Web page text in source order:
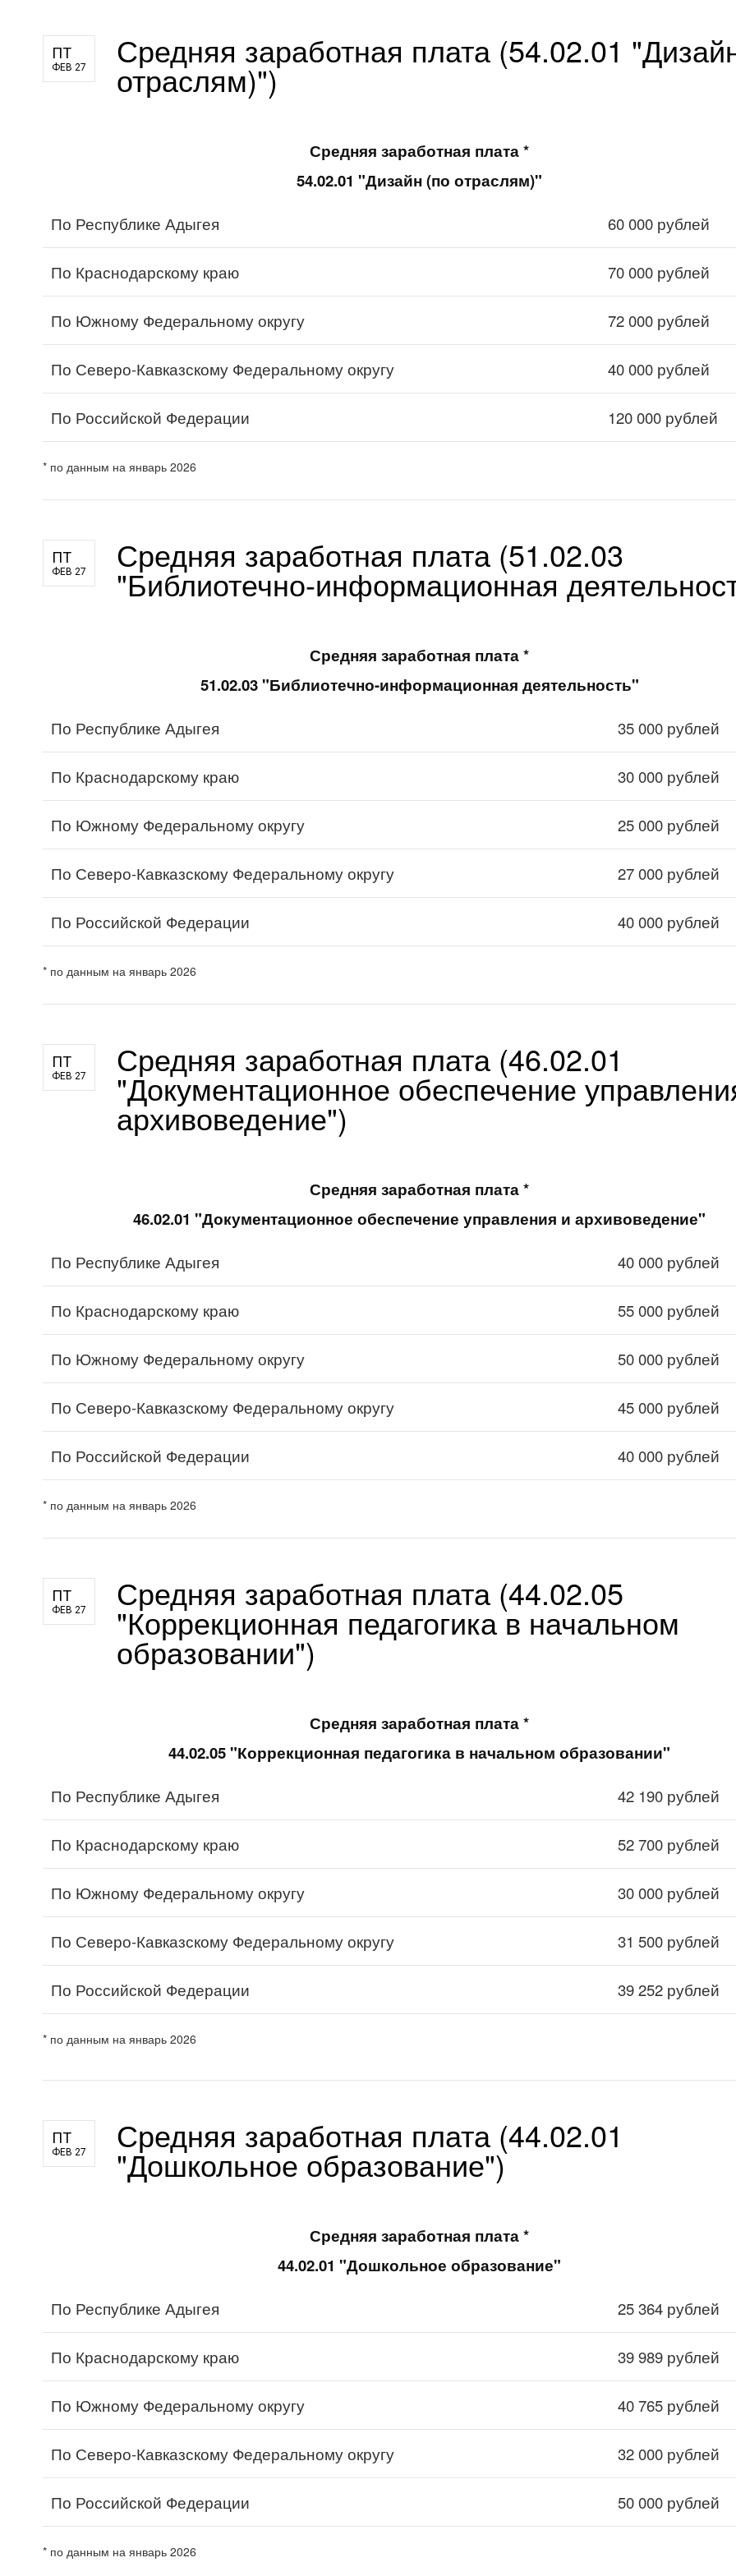
ПТ
ФЕВ 27 Средняя заработная плата (54.02.01
отраслям)")
Средняя заработная плата *
54.02.01 "Дизайн (по отраслям)"
По Республике Адыгея 60 000 рублей
По Краснодарскому краю 70 000 рублей
По Южному Федеральному округу 72 000 рублей
По Северо-Кавказскому Федеральному округу 40 000 рублей
По Российской Федерации 120 000 рублей
* по данным на январь 2026
ПТ
ФЕВ 27 Средняя заработная плата (51.02.03
"Библиотечно-информационная
Средняя заработная плата *
51.02.03 "Библиотечно-информационная деятельность"
По Республике Адыгея 35 000 рублей
По Краснодарскому краю 30 000 рублей
По Южному Федеральному округу 25 000 рублей
По Северо-Кавказскому Федеральному округу 27 000 рублей
По Российской Федерации 40 000 рублей
* по данным на январь 2026
ПТ
ФЕВ 27 Средняя заработная плата (46.02.01
"Документационное обеспечение
архивоведение")
Средняя заработная плата *
46.02.01 "Документационное обеспечение управления и архивоведение"
По Республике Адыгея 40 000 рублей
По Краснодарскому краю 55 000 рублей
По Южному Федеральному округу 50 000 рублей
По Северо-Кавказскому Федеральному округу 45 000 рублей
По Российской Федерации 40 000 рублей
* по данным на январь 2026
ПТ
ФЕВ 27 Средняя заработная плата (44.02.05
"Коррекционная педагогика в начальном
образовании")
Средняя заработная плата *
44.02.05 "Коррекционная педагогика в начальном образовании"
По Республике Адыгея 42 190 рублей
По Краснодарскому краю 52 700 рублей
По Южному Федеральному округу 30 000 рублей
По Северо-Кавказскому Федеральному округу 31 500 рублей
По Российской Федерации 39 252 рублей
* по данным на январь 2026
ПТ
ФЕВ 27 Средняя заработная плата (44.02.01
"Дошкольное образование")
Средняя заработная плата *
44.02.01 "Дошкольное образование"
По Республике Адыгея 25 364 рублей
По Краснодарскому краю 39 989 рублей
По Южному Федеральному округу 40 765 рублей
По Северо-Кавказскому Федеральному округу 32 000 рублей
По Российской Федерации 50 000 рублей
* по данным на январь 2026